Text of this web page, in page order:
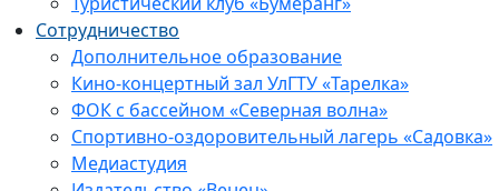
Сотрудничество
Дополнительное образование
Кино-концертный зал УлГТУ «Тарелка»
ФОК с бассейном «Северная волна»
Спортивно-оздоровительный лагерь «Садовка»
Медиастудия